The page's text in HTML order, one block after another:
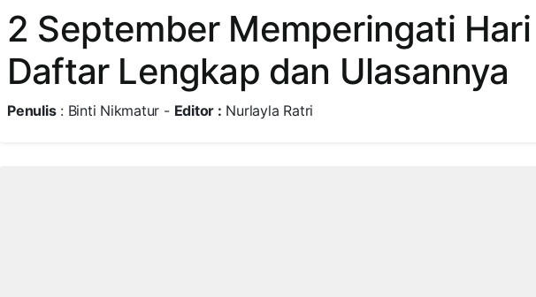
2 September Memperingati Hari
Daftar Lengkap dan Ulasannya
Penulis: Binti Nikmatur - Editor : Nurlayla Ratri